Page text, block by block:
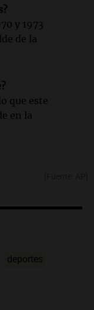
y 1973
de la
que este
en la
deportes